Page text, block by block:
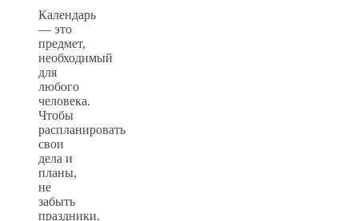
Календарь
— это
предмет,
необходимый
для
любого
человека.
Чтобы
распланировать
свои
дела и
планы,
не
забыть
праздники.